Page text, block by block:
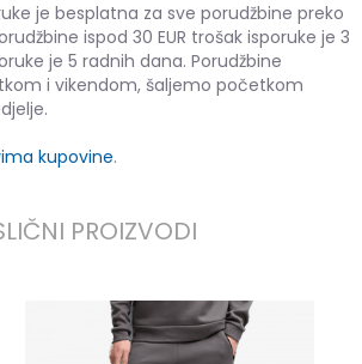
je besplatna za sve porudžbine preko
ispod 30 EUR trošak isporuke je 3
je 5 radnih dana. Porudžbine
i vikendom, šaljemo početkom
kupovine.
PROIZVODI